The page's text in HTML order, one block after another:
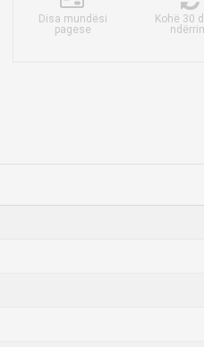
Disa mundësi
pagese
Kohë 30